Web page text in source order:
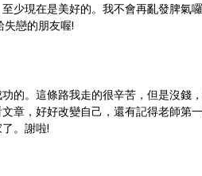
少現在是美好的。我不會再亂發脾氣囉
失戀的朋友喔!
的。這條路我走的很辛苦，但是沒錢
章，好好改變自己，還有記得老師第
。謝啦!